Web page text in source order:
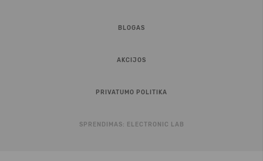
BLOGAS
AKCIJOS
PRIVATUMO POLITIKA
SPRENDIMAS: ELECTRONIC LAB